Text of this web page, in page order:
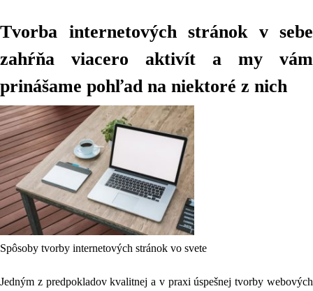
Tvorba internetových stránok v sebe
zahŕňa viacero aktivít a my vám
prinášame pohľad na niektoré z nich
Spôsoby tvorby internetových stránok vo svete
Jedným z predpokladov kvalitnej a v praxi úspešnej tvorby webových